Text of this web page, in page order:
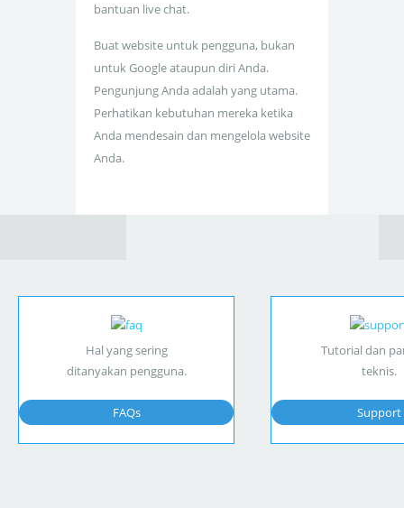
bantuan live chat.
Buat website untuk pengguna, bukan
untuk Google ataupun diri Anda.
Pengunjung Anda adalah yang utama.
Perhatikan kebutuhan mereka ketika
Anda mendesain dan mengelola website
Anda.
Hal yang sering
ditanyakan pengguna.
FAQs
Tutorial dan
teknis.
Support